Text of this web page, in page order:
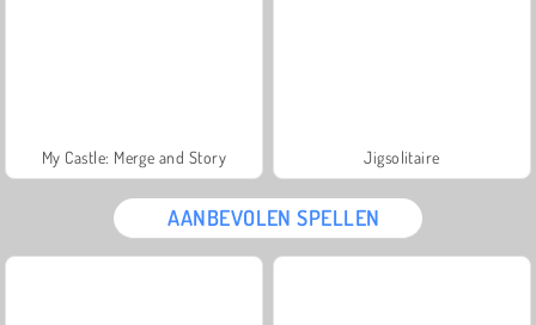
My Castle: Merge and Story Jigsolitaire
AANBEVOLEN SPELLEN